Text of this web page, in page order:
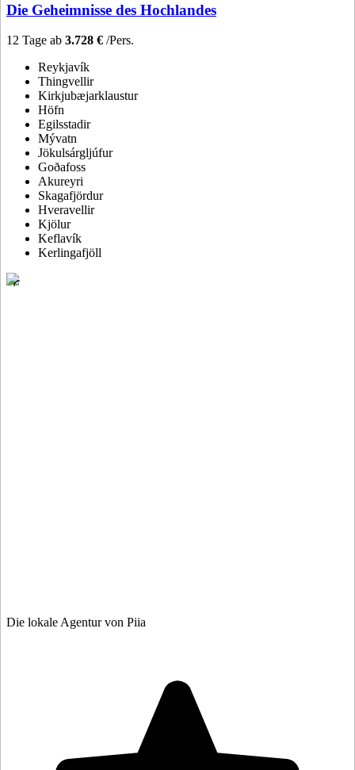
Die Geheimnisse des Hochlandes
12 Tage ab 3.728 € /Pers.
Reykjavík
Thingvellir
Kirkjubæjarklaustur
Höfn
Egilsstadir
Mývatn
Jökulsárgljúfur
Goðafoss
Akureyri
Skagafjördur
Hveravellir
Kjölur
Keflavík
Kerlingafjöll
Die lokale Agentur von Piia